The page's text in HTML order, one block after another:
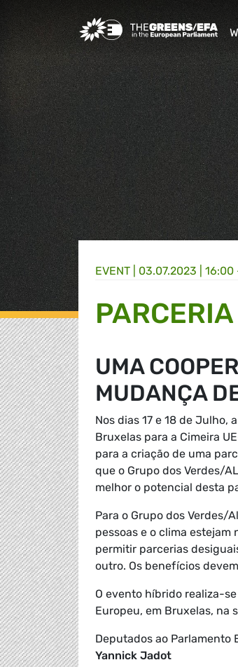
Greens/EFA Home
EVENT 03.07.2023 | 16:00
UMA
MUDANÇA
Nos dias 17 e 18 de Julho,
Bruxelas para a Cimeira
para a criação de uma
que o Grupo dos Verdes/
melhor o potencial desta
Para o Grupo dos Verdes/
pessoas e o clima
permitir parcerias
outro. Os benefícios
O evento híbrido realiza-
Europeu, em Bruxelas, na
Deputados ao Parlamento
Yannick Jadot